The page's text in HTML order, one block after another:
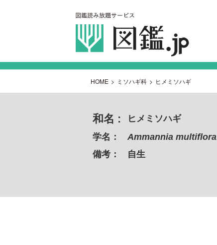
HOME > ミソハギ科 > ヒメミソハギ
和名 :
ヒメミソハギ
学名：
Ammannia multiflora
備考：
自生